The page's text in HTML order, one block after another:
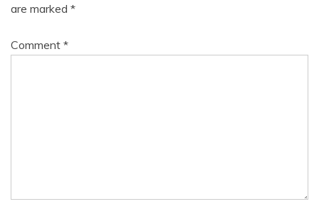
are marked *
Comment *